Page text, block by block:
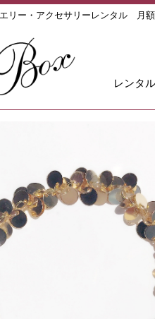
リー・アクセサリーレンタル 月
レンタ